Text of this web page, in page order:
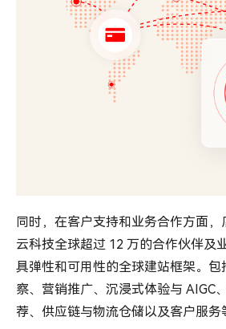
同时，在客户支持和业务合作方面
云科技全球超过 12 万的合作伙伴及
具弹性和可用性的全球建站框架。包
察、营销推广、沉浸式体验与 AIGC
荐、供应链与物流仓储以及客户服务